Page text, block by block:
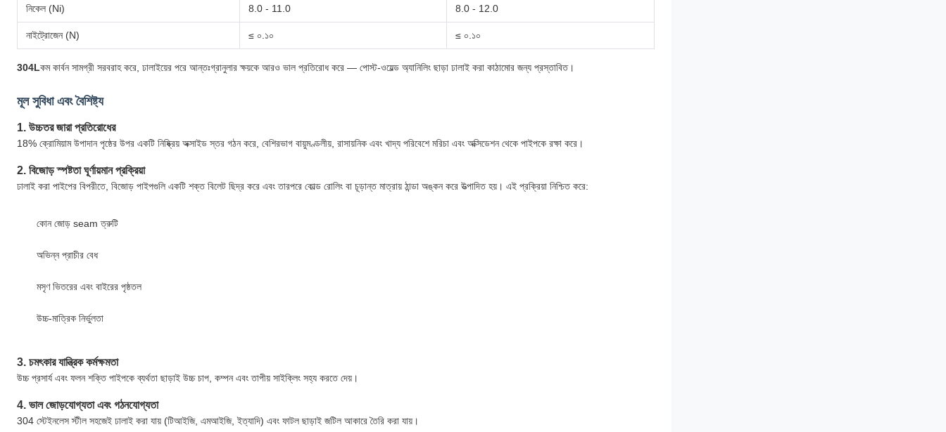
নিকেল (Ni) 8.0 - 11.0 8.0 - 12.0
নাইট্রোজেন (N) ≤ ০.১০ ≤ ০.১০
304Lকম কার্বন সামগ্রী সরবরাহ করে, ঢালাইয়ের পরে আন্তঃগ্রানুলার ক্ষয়কে আরও ভাল প্রতিরোধ করে — পোস্ট-ওয়েল্ড অ্যানিলিং ছাড়া ঢালাই করা কাঠামোর জন্য প্রস্তাবিত।
মূল সুবিধা এবং বৈশিষ্ট্য
1. উচ্চতর জারা প্রতিরোধের
18% ক্রোমিয়াম উপাদান পৃষ্ঠের উপর একটি নিষ্ক্রিয় অক্সাইড স্তর গঠন করে, বেশিরভাগ বায়ুমণ্ডলীয়, রাসায়নিক এবং খাদ্য পরিবেশে মরিচা এবং অক্সিডেশন থেকে পাইপকে রক্ষা করে।
2. বিজোড় স্পষ্টতা ঘূর্ণায়মান প্রক্রিয়া
ঢালাই করা পাইপের বিপরীতে, বিজোড় পাইপগুলি একটি শক্ত বিলেট ছিদ্র করে এবং তারপরে কোল্ড রোলিং বা চূড়ান্ত মাত্রায় ঠান্ডা অঙ্কন করে উত্পাদিত হয়। এই প্রক্রিয়া নিশ্চিত করে:
কোন জোড় seam ত্রুটি
অভিন্ন প্রাচীর বেধ
মসৃণ ভিতরের এবং বাইরের পৃষ্ঠতল
উচ্চ-মাত্রিক নির্ভুলতা
3. চমৎকার যান্ত্রিক কর্মক্ষমতা
উচ্চ প্রসার্য এবং ফলন শক্তি পাইপকে ব্যর্থতা ছাড়াই উচ্চ চাপ, কম্পন এবং তাপীয় সাইক্লিং সহ্য করতে দেয়।
4. ভাল জোড়যোগ্যতা এবং গঠনযোগ্যতা
304 স্টেইনলেস স্টীল সহজেই ঢালাই করা যায় (টিআইজি, এমআইজি, ইত্যাদি) এবং ফাটল ছাড়াই জটিল আকারে তৈরি করা যায়।